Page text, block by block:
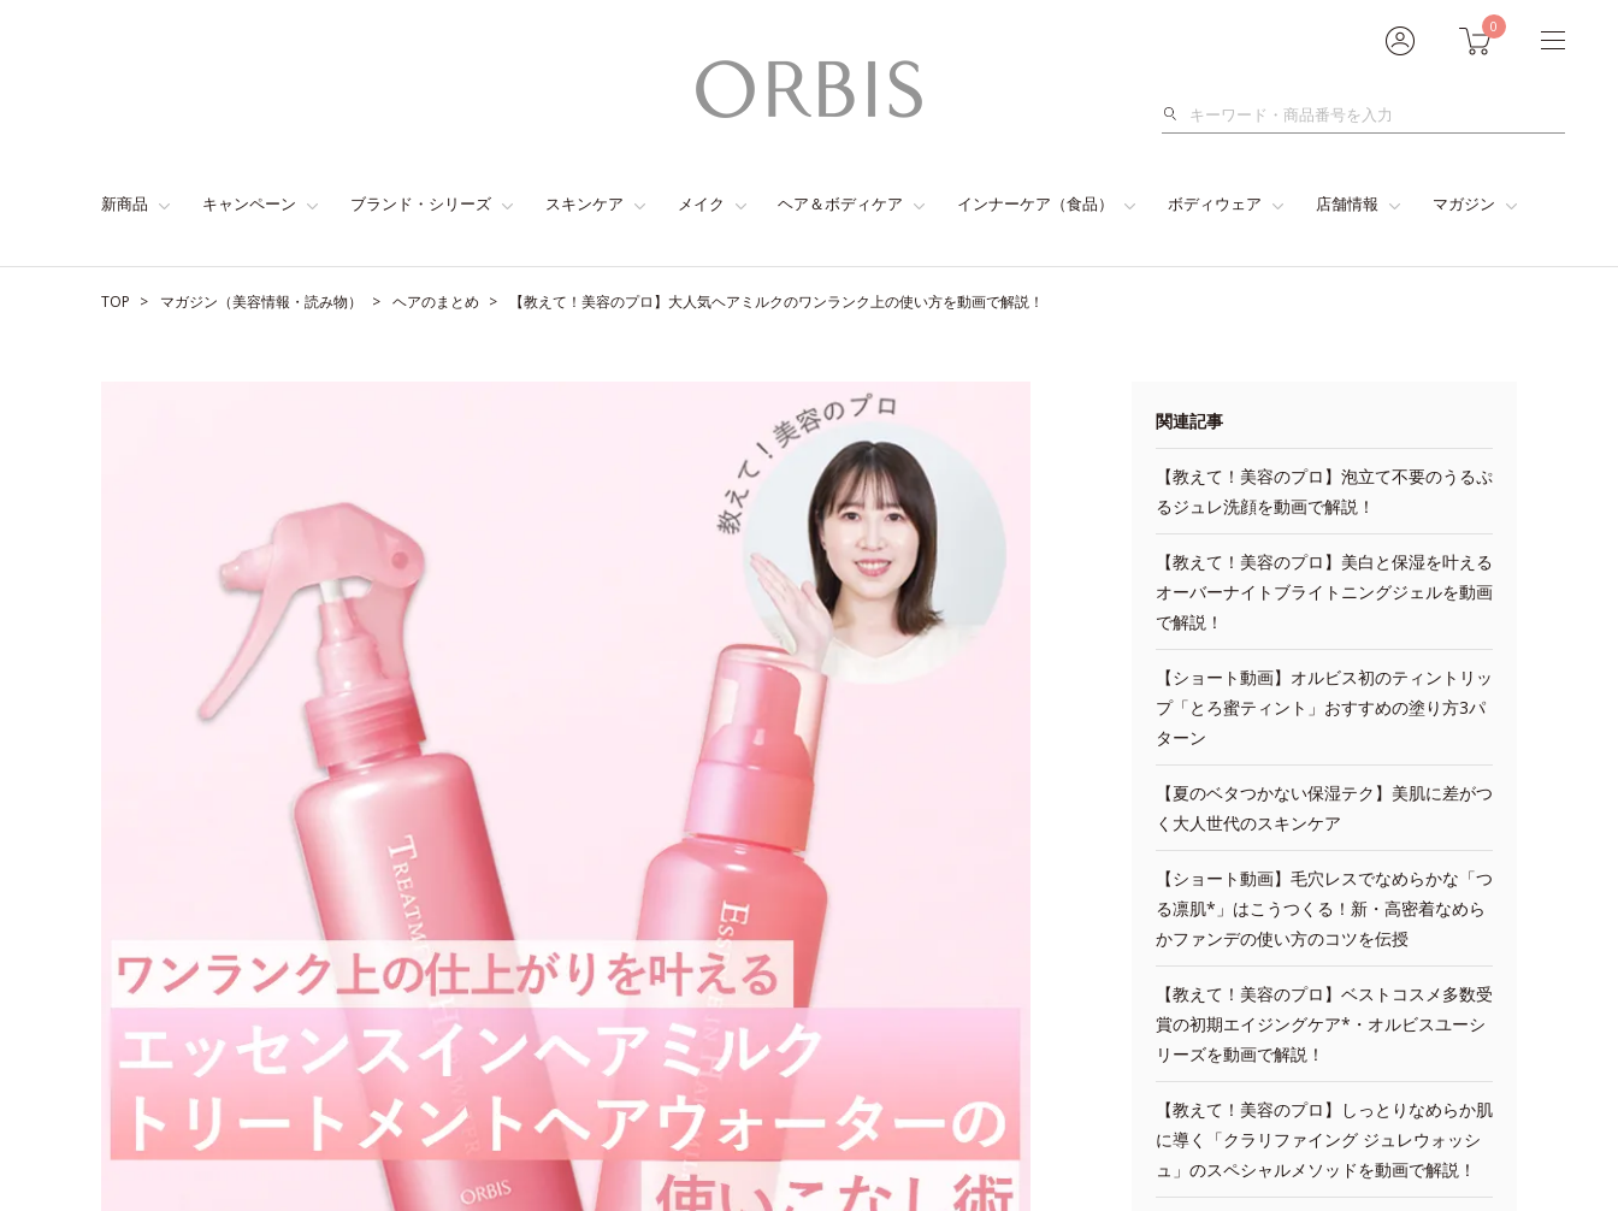
0
検
新商品 キャンペーン ブランド・シリーズ スキンケア メイク ヘア＆ボディケア インナーケア（食品） ボディウェア 店舗情報 マガジン
TOP マガジン（美容情報・読み物） ヘアのまとめ 【教えて！美容のプロ】大人気ヘアミルクのワンランク上の使い方を動画で解説！
関連記事
【教えて！美容のプロ】泡立て不要のうるぷ
るジュレ洗顔を動画で解説！
【教えて！美容のプロ】美白と保湿を叶える
オーバーナイトブライトニングジェルを動画
で解説！
【ショート動画】オルビス初のティントリッ
プ「とろ蜜ティント」おすすめの塗り方3パ
ターン
【夏のベタつかない保湿テク】美肌に差がつ
く大人世代のスキンケア
【ショート動画】毛穴レスでなめらかな「つ
る凛肌*」はこうつくる！新・高密着なめら
かファンデの使い方のコツを伝授
【教えて！美容のプロ】ベストコスメ多数受
賞の初期エイジングケア*・オルビスユーシ
リーズを動画で解説！
【教えて！美容のプロ】しっとりなめらか肌
に導く「クラリファイング ジュレウォッシ
ュ」のスペシャルメソッドを動画で解説！